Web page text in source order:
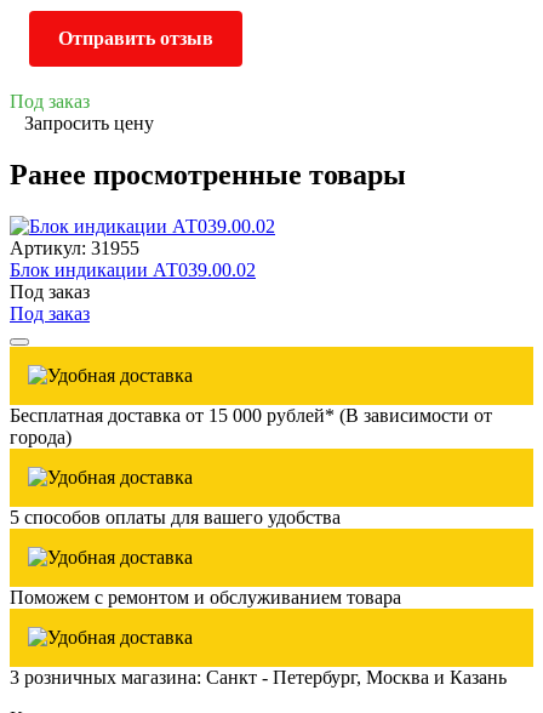
Отправить отзыв
Под заказ
Запросить цену
Ранее просмотренные товары
Артикул: 31955
Блок индикации АТ039.00.02
Под заказ
Под заказ
Бесплатная доставка от 15 000 рублей* (В зависимости от
города)
5 способов оплаты для вашего удобства
Поможем с ремонтом и обслуживанием товара
3 розничных магазина: Санкт - Петербург, Москва и Казань